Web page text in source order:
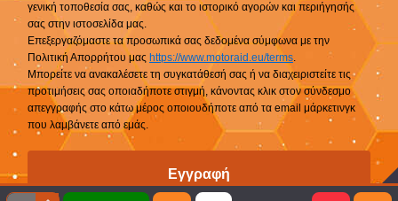
γενική τοποθεσία σας, καθώς και το ιστορικό αγορών και περιήγησής
σας στην ιστοσελίδα μας.
Επεξεργαζόμαστε τα προσωπικά σας δεδομένα σύμφωνα με την
Πολιτική Απορρήτου μας https://www.motoraid.eu/terms.
Μπορείτε να ανακαλέσετε τη συγκατάθεσή σας ή να διαχειριστείτε τις
προτιμήσεις σας οποιαδήποτε στιγμή, κάνοντας κλικ στον σύνδεσμο
απεγγραφής στο κάτω μέρος οποιουδήποτε από τα email μάρκετινγκ
που λαμβάνετε από εμάς.
Εγγραφή